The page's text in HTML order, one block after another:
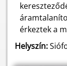
érkeztek a
Helyszín: